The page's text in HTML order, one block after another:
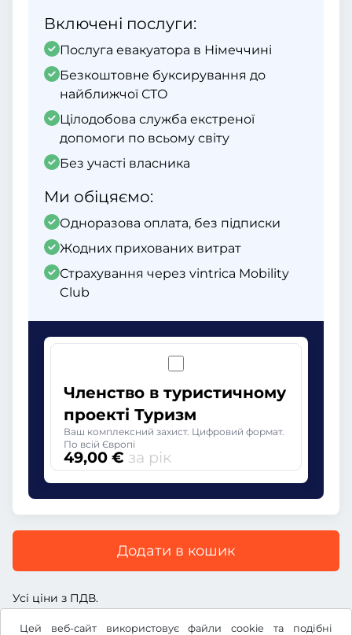
Цей веб-сайт використовує файли cookie та подібні
Включені послуги:
Послуга евакуатора в Німеччині
Безкоштовне буксирування до
найближчої СТО
Цілодобова служба екстреної
допомоги по всьому світу
Без участі власника
Ми обіцяємо:
Одноразова оплата, без підписки
Жодних прихованих витрат
Страхування через vintrica Mobility
Club
Членство в туристичному
проекті Туризм
Ваш комплексний захист. Цифровий формат.
По всій Європі
49,00 € за рік
Додати в кошик
Усі ціни з ПДВ.